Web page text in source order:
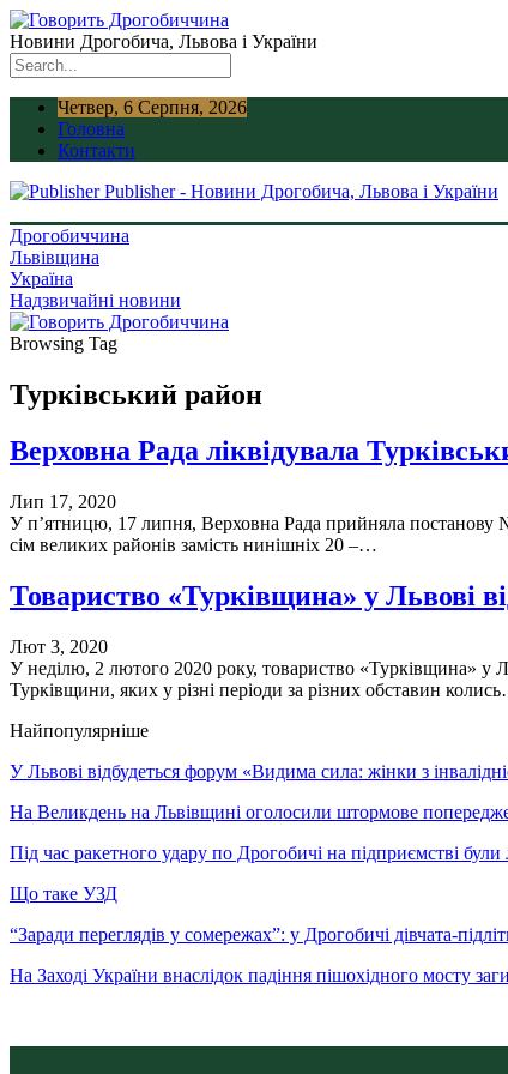
Новини Дрогобича, Львова і України
Четвер, 6 Серпня, 2026
Головна
Контакти
Publisher - Новини Дрогобича, Львова і України
Дрогобиччина
Львівщина
Україна
Надзвичайні новини
Browsing Tag
Турківський район
Верховна Рада ліквідувала
Лип 17, 2020
У п’ятницю, 17 липня, Верховна Рада прийняла постанову
сім великих районів замість нинішніх 20 –…
Товариство «Турківщина» у Львові
Лют 3, 2020
У неділю, 2 лютого 2020 року, товариство «Турківщина» у
Турківщини, яких у різні періоди за різних обставин
Найпопулярніше
У Львові відбудеться форум «Видима сила: жінки з
На Великдень на Львівщині оголосили штормове
Під час ракетного удару по Дрогобичі на підприємстві
Що таке УЗД
“Заради переглядів у сомережах”: у Дрогобичі дівчата-
На Заході України внаслідок падіння пішохідного мосту